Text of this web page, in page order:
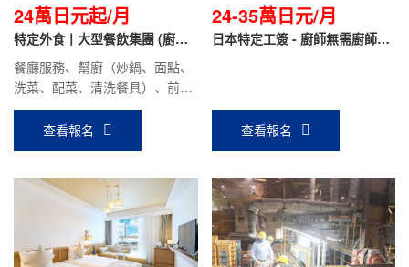
24萬日元起/月
特定外食丨大型餐飲集團 (廚師/
餐廳服務、幫廚（炒鍋、面點、
洗菜、配菜、清洗餐具）、前廳
服務。保底月工資：24萬日元
~（含住房補貼）；面點、炒鍋
技術好的更高，面試時面議。
查看報名
24-35萬日元/月
日本特定工簽 - 廚師無需廚師證
查看報名